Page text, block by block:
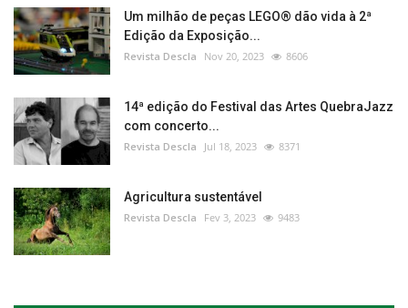
Um milhão de peças LEGO® dão vida à 2ª
Edição da Exposição...
Revista Descla Nov 20, 2023 8606
14ª edição do Festival das Artes QuebraJazz
com concerto...
Revista Descla Jul 18, 2023 8371
Agricultura sustentável
Revista Descla Fev 3, 2023 9483